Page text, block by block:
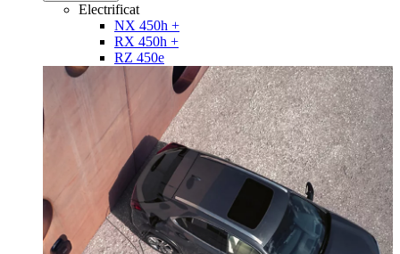
Electrificat
NX 450h +
RX 450h +
RZ 450e